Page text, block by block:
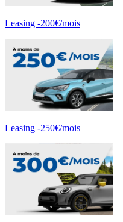
Leasing -200€/mois
Leasing -250€/mois